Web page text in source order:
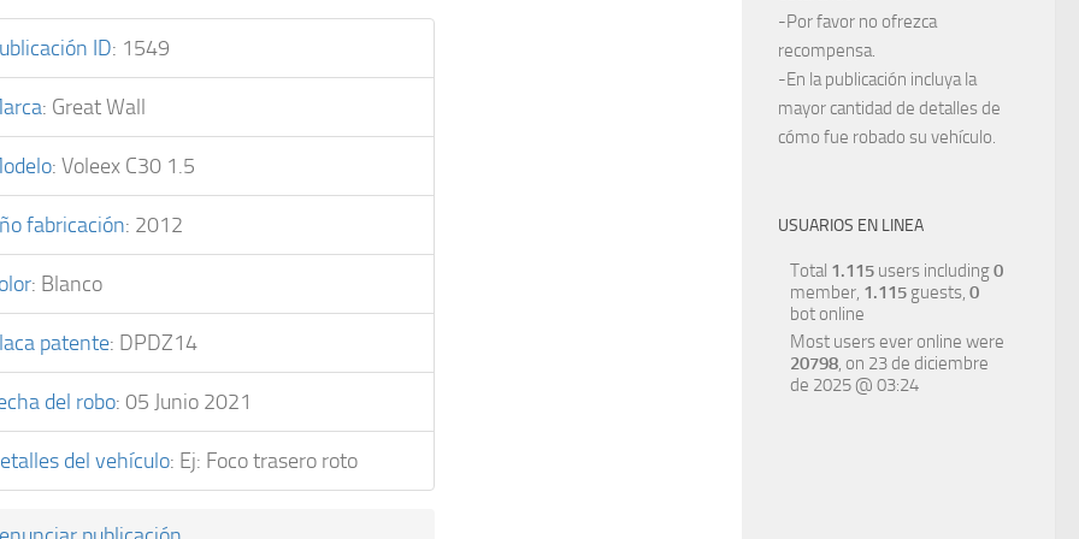
ID: 1549
: Great Wall
: Voleex C30 1.5
fabricación: 2012
: Blanco
patente: DPDZ14
del robo: 05 Junio 2021
del vehículo: Ej: Foco trasero roto
-Por favor no ofrezca
recompensa.
-En la publicación incluya la
mayor cantidad de detalles de
cómo fue robado su vehículo.
USUARIOS EN LINEA
Total 1.115 users including0
member, 1.115 guests, 0
bot online
Most users ever online were
20798, on 23 de diciembre
de 2025 @ 03:24